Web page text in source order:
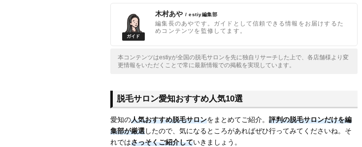
木村あや / estiy編集部
編集長のあやです。ガイドとして信頼できる情報をお届けするた
めコンテンツを監修してます。
本コンテンツはestiyが全国の脱毛サロンを先に独自リサーチした上で、各店舗様より変
更情報をいただくことで常に最新情報での掲載を実現しています。
脱毛サロン愛知おすすめ人気10選
愛知の人気おすすめ脱毛サロンをまとめてご紹介。 評判の脱毛サロンだけを編
集部が厳選したので、気になるところがあればぜひ行ってみてくださいね。そ
れではさっそくご紹介していきましょう。